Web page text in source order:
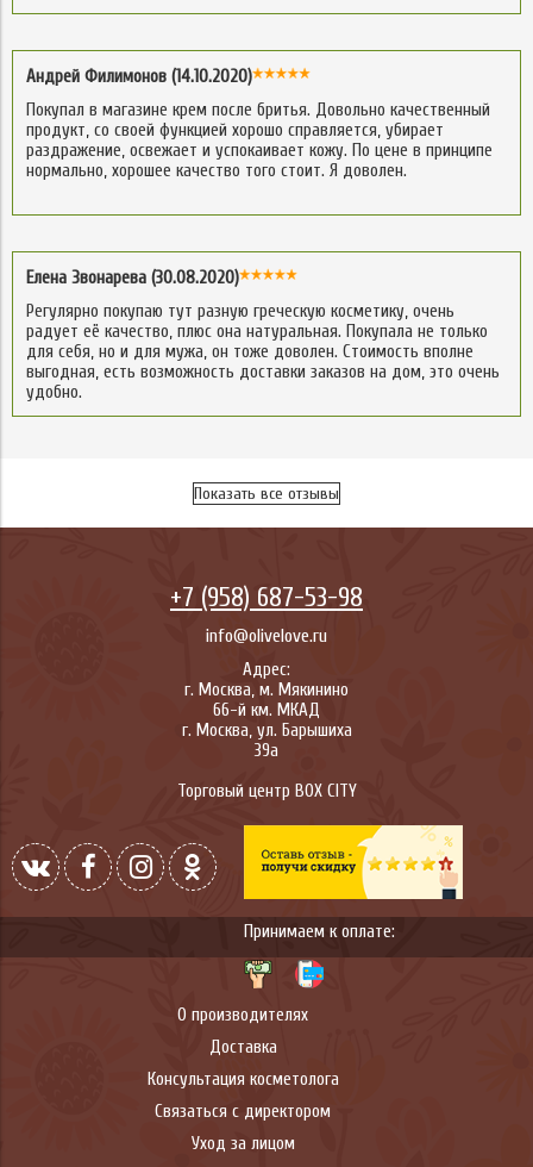
Андрей Филимонов (14.10.2020)
Покупал в магазине крем после бритья. Довольно качественный
продукт, со своей функцией хорошо справляется, убирает
раздражение, освежает и успокаивает кожу. По цене в принципе
нормально, хорошее качество того стоит. Я доволен.
Елена Звонарева (30.08.2020)
Регулярно покупаю тут разную греческую косметику, очень
радует её качество, плюс она натуральная. Покупала не только
для себя, но и для мужа, он тоже доволен. Стоимость вполне
выгодная, есть возможность доставки заказов на дом, это очень
удобно.
Показать все отзывы
+7 (958) 687-53-98
info@olivelove.ru
Адрес:
г. Москва, м. Мякинино
66-й км. МКАД
г. Москва, ул. Барышиха
39а
Торговый центр BOX CITY
О производителях
Доставка
Консультация косметолога
Связаться с директором
Уход за лицом
Принимаем к оплате: